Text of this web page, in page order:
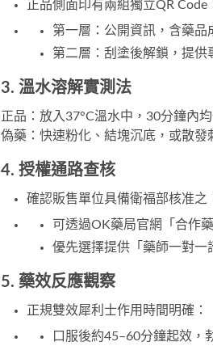
正品側面印有兩組獨立QR Code
第一層：公開資訊，含藥
第二層：刮塗後解鎖，提
3. 溫水溶解實測法
正品：放入37°C溫水中，30分鐘內
偽藥：快速粉化、結塊沉底，或散發
4. 授權通路查核
確認販售單位具備衛福部核准之
可透過OK藥局官網「合作
優先選擇提供「藥師一對一
5. 藥效反應觀察
正規雙效犀利士作用時間明確：
口服後約45–60分鐘起效，